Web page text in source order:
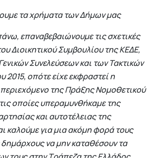
τα χρήματα των Δήμων μας
επαναβεβαιώνουμε τις σχετικές
Διοικητικού Συμβουλίου της ΚΕΔΕ,
Συνελεύσεων και των Τακτικών
2015, οπότε είχε εκφραστεί η
της Πράξης Νομοθετικού
οποίες υπεραμυνθήκαμε της
και αυτοτέλειας της
καλούμε για μια ακόμη φορά τους
να μην καταθέσουν τα